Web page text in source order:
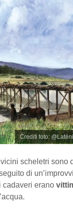
Crediti foto:
scheletri sono
di
cadaveri erano